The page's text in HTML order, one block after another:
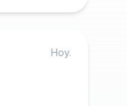
Hoy.